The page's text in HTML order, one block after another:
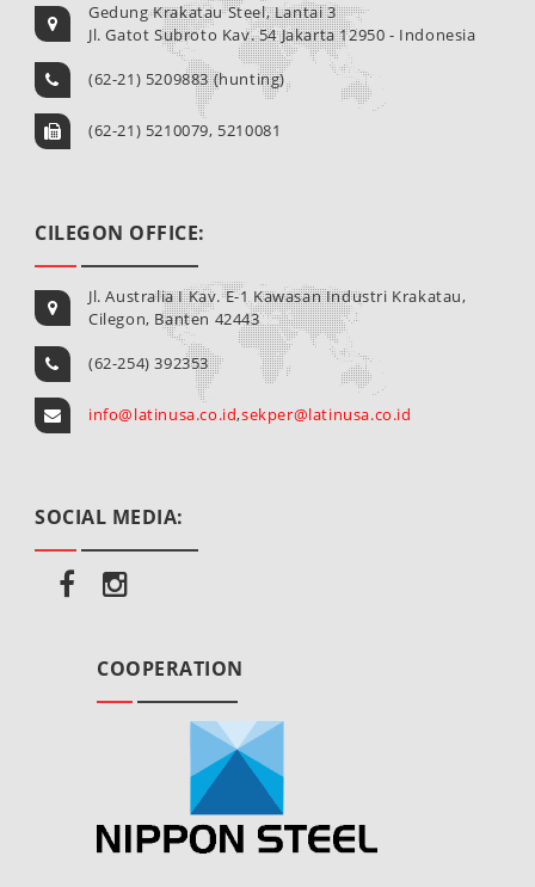
Gedung Krakatau Steel, Lantai 3
Jl. Gatot Subroto Kav. 54 Jakarta 12950 - Indonesia
(62-21) 5209883 (hunting)
(62-21) 5210079, 5210081
CILEGON OFFICE:
Jl. Australia I Kav. E-1 Kawasan Industri Krakatau,
Cilegon, Banten 42443
(62-254) 392353
info@latinusa.co.id,sekper@latinusa.co.id
SOCIAL MEDIA:
COOPERATION